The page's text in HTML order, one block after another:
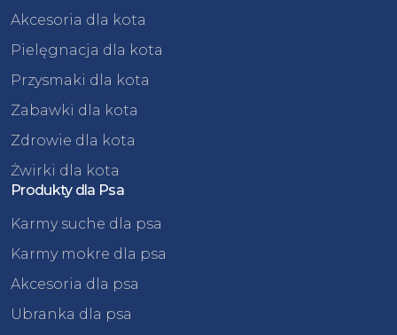
Akcesoria dla kota
Pielęgnacja dla kota
Przysmaki dla kota
Zabawki dla kota
Zdrowie dla kota
Żwirki dla kota
Produkty dla Psa
Karmy suche dla psa
Karmy mokre dla psa
Akcesoria dla psa
Ubranka dla psa